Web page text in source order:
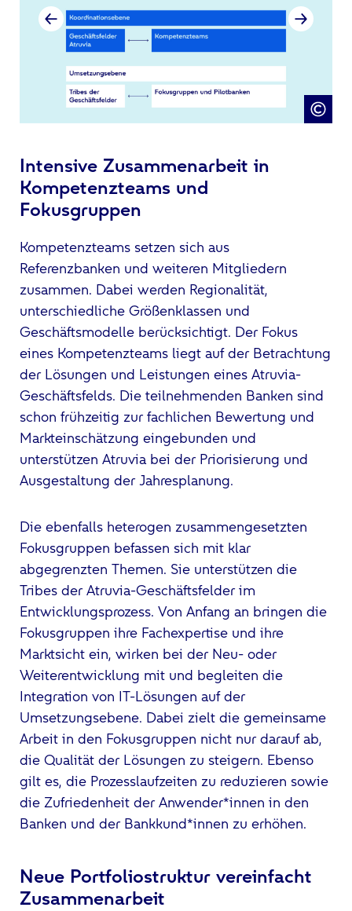
Intensive Zusammenarbeit in
Kompetenzteams und
Fokusgruppen
Kompetenzteams setzen sich aus
Referenzbanken und weiteren Mitgliedern
zusammen. Dabei werden Regionalität,
unterschiedliche Größenklassen und
Geschäftsmodelle berücksichtigt. Der Fokus
eines Kompetenzteams liegt auf der Betrachtung
der Lösungen und Leistungen eines Atruvia-
Geschäftsfelds. Die teilnehmenden Banken sind
schon frühzeitig zur fachlichen Bewertung und
Markteinschätzung eingebunden und
unterstützen Atruvia bei der Priorisierung und
Ausgestaltung der Jahresplanung.
Die ebenfalls heterogen zusammengesetzten
Fokusgruppen befassen sich mit klar
abgegrenzten Themen. Sie unterstützen die
Tribes der Atruvia-Geschäftsfelder im
Entwicklungsprozess. Von Anfang an bringen die
Fokusgruppen ihre Fachexpertise und ihre
Marktsicht ein, wirken bei der Neu- oder
Weiterentwicklung mit und begleiten die
Integration von IT-Lösungen auf der
Umsetzungsebene. Dabei zielt die gemeinsame
Arbeit in den Fokusgruppen nicht nur darauf ab,
die Qualität der Lösungen zu steigern. Ebenso
gilt es, die Prozesslaufzeiten zu reduzieren sowie
die Zufriedenheit der Anwender*innen in den
Banken und der Bankkund*innen zu erhöhen.
Neue Portfoliostruktur vereinfacht
Zusammenarbeit